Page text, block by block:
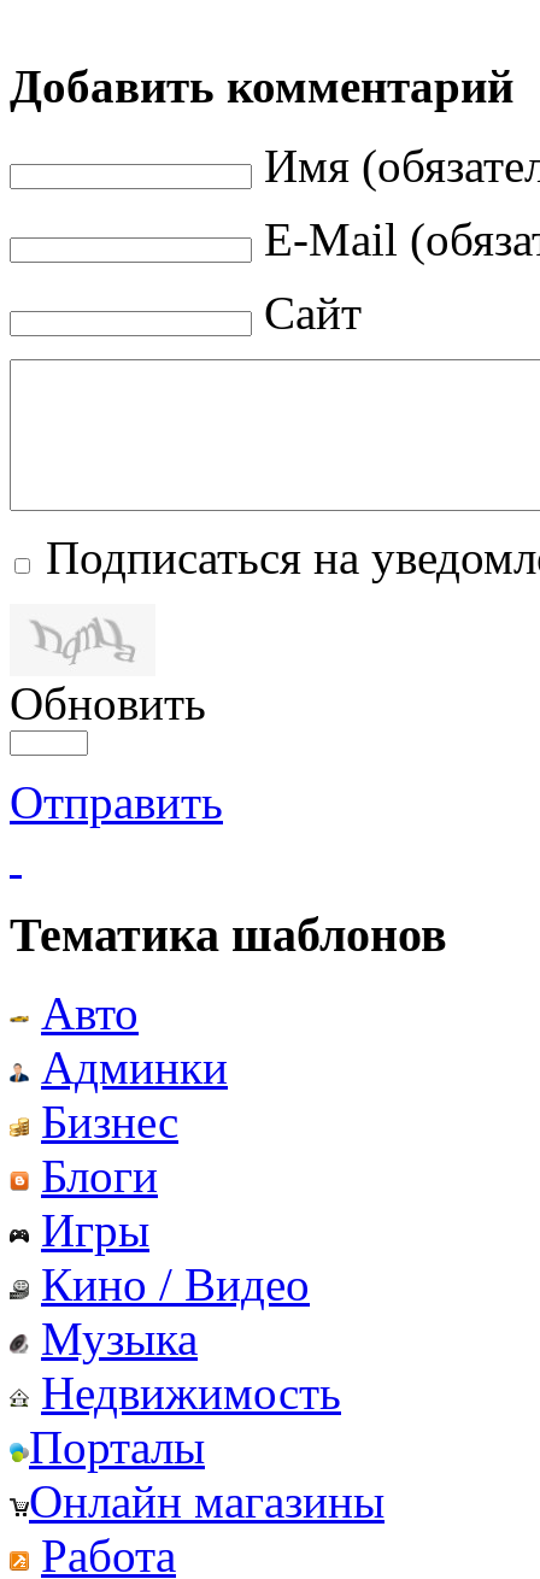
Добавить комментарий
Имя
E-Mail
Сайт
Подписаться на
Обновить
Отправить
Тематика шаблонов
Авто
Админки
Бизнес
Блоги
Игры
Кино / Видео
Музыка
Недвижимость
Порталы
Онлайн магазины
Работа